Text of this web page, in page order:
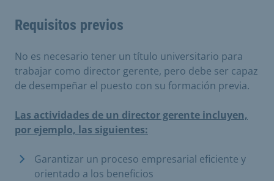
Requisitos previos
No es necesario tener un título universitario para
trabajar como director gerente, pero debe ser capaz
de desempeñar el puesto con su formación previa.
Las actividades de un director gerente incluyen,
por ejemplo, las siguientes:
Garantizar un proceso empresarial eficiente y
orientado a los beneficios